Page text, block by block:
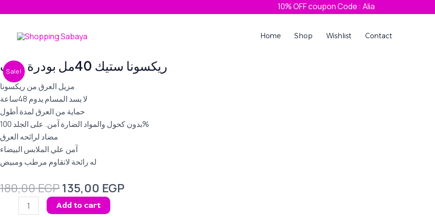
content
10% OFF coupon Code : Alia
Home Shop Wishlist Contact
ريكسونا ستيك 40مل بودرة جاف
مزيل العرق من ريكسونا
لا يسد المسام يدوم 48ساعة
حماية من العرق لمدة أطول
بدون كحول والمواد الضارة آمن. على الجلد 100%
مضاد لرائحه العرق
آمن علي الملابس البيضاء
له رائحة لاتقاوم مرطب ومبيض
180,00EGP
Original
price
was:
180,00 EGP.
135,00 EGP
Current
price
ريكسونا
ستيك
40مل
بودرة
جاف
quantity
Add to cart
Sale!